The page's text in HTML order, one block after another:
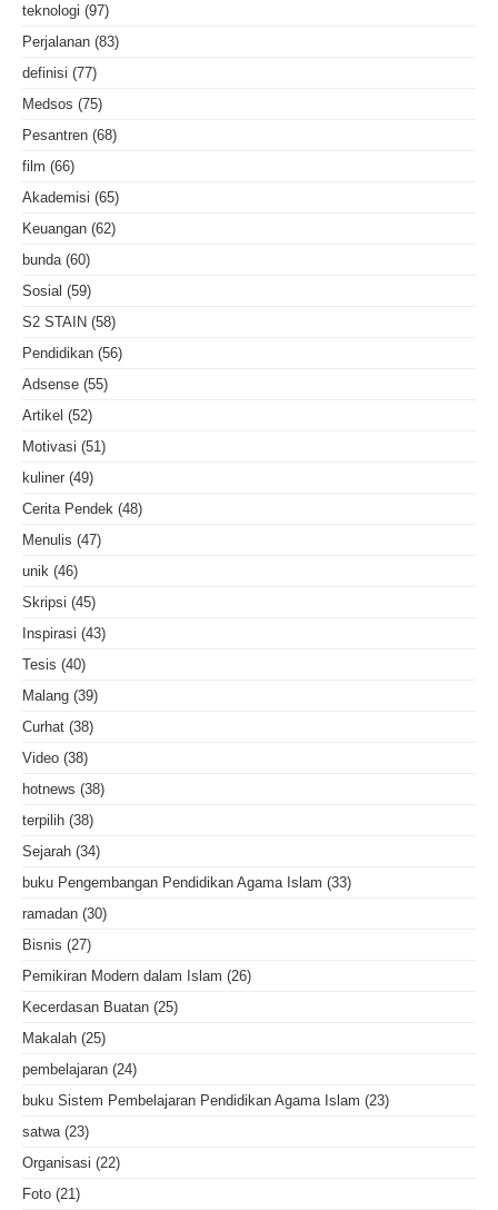
teknologi (97)
Perjalanan (83)
definisi (77)
Medsos (75)
Pesantren (68)
film (66)
Akademisi (65)
Keuangan (62)
bunda (60)
Sosial (59)
S2 STAIN (58)
Pendidikan (56)
Adsense (55)
Artikel (52)
Motivasi (51)
kuliner (49)
Cerita Pendek (48)
Menulis (47)
unik (46)
Skripsi (45)
Inspirasi (43)
Tesis (40)
Malang (39)
Curhat (38)
Video (38)
hotnews (38)
terpilih (38)
Sejarah (34)
buku Pengembangan Pendidikan Agama Islam (33)
ramadan (30)
Bisnis (27)
Pemikiran Modern dalam Islam (26)
Kecerdasan Buatan (25)
Makalah (25)
pembelajaran (24)
buku Sistem Pembelajaran Pendidikan Agama Islam (23)
satwa (23)
Organisasi (22)
Foto (21)